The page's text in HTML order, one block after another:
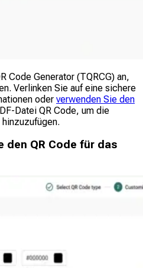
Code Generator (TQRCG) an,
Verlinken Sie auf eine sichere
oder verwenden Sie den
Datei QR Code, um die
den QR Code für das